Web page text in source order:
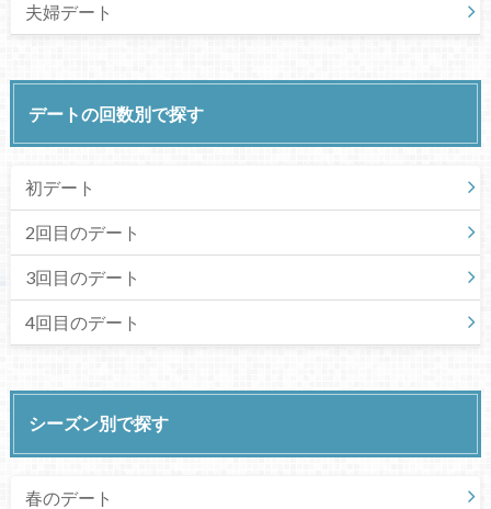
夫婦デート
デートの回数別で探す
初デート
2回目のデート
3回目のデート
4回目のデート
シーズン別で探す
春のデート